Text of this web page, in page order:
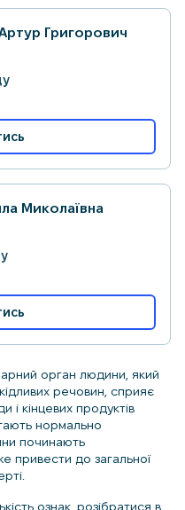
Григорович
Миколаївна
орган людини, який
речовин, сприяє
і кінцевих продуктів
нормально
починають
привести до загальної
ознак, розібратися в